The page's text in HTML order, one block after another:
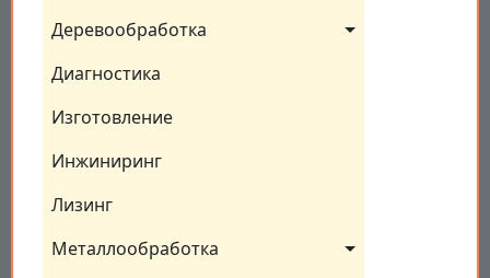
Деревообработка
Диагностика
Изготовление
Инжиниринг
Лизинг
Металлообработка